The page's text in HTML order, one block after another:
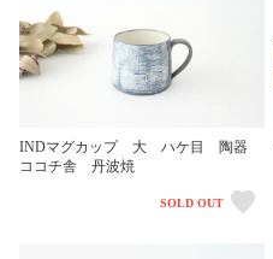
INDマグカップ 大 ハケ目 陶器
ココチ舎 丹波焼
SOLD OUT